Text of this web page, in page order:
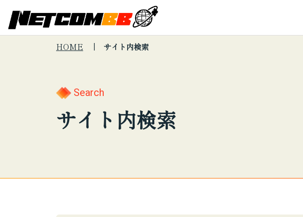
会社情報
Services
印刷物
サイト内
検索
HOME サイト内検索
Search
サイト内検索